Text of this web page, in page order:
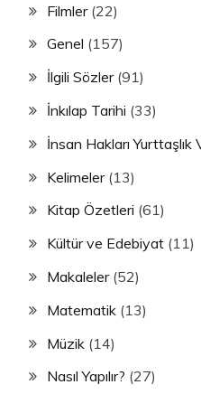
Filmler(22)
Genel (157)
İlgili Sözler(91)
İnkılap Tarihi (33)
İnsan Hakları Yurttaşlık
Kelimeler(13)
Kitap Özetleri (61)
Kültür ve Edebiyat (11)
Makaleler(52)
Matematik (13)
Müzik (14)
Nasıl Yapılır? (27)